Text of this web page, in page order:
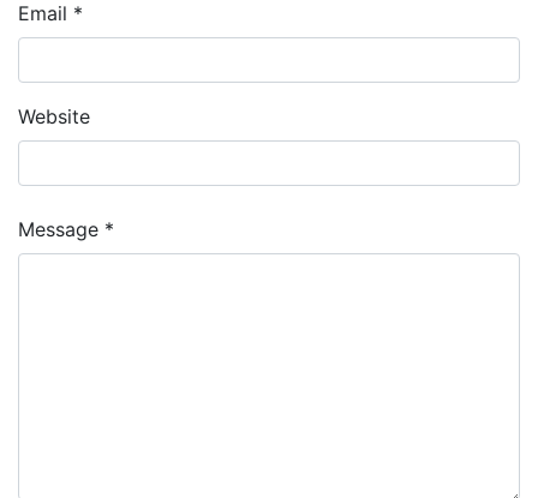
Email *
Website
Message *